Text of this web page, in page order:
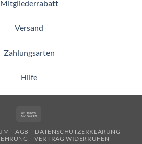
Mitgliederrabatt
Versand
Zahlungsarten
Hilfe
AGB
DATENSCHUTZERKLÄRUNG
VERTRAG WIDERRUFEN